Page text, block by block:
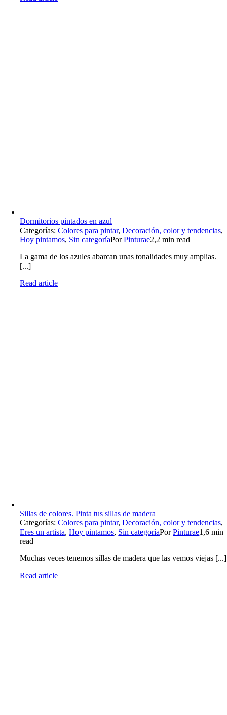
Dormitorios pintados en azul
Categorías:Colores para pintar,Decoración, color y tendencias,
Hoy pintamos, Sin categoríaPorPinturae2,2 min read
La gama de los azules abarcan unas tonalidades muy amplias.
[...]
Read article
Sillas de colores. Pinta tus sillas de madera
Categorías:Colores para pintar,Decoración, color y tendencias,
Eres un artista,Hoy pintamos, Sin categoríaPorPinturae1,6 min
read
Muchas veces tenemos sillas de madera que las vemos viejas [...]
Read article